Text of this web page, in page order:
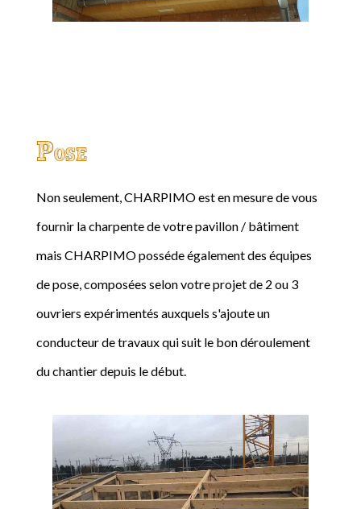
Pose
Non seulement, CHARPIMO est en mesure de vous
fournir la charpente de votre pavillon / bâtiment
mais CHARPIMO posséde également des équipes
de pose, composées selon votre projet de 2 ou 3
ouvriers expérimentés auxquels s'ajoute un
conducteur de travaux qui suit le bon déroulement
du chantier depuis le début.